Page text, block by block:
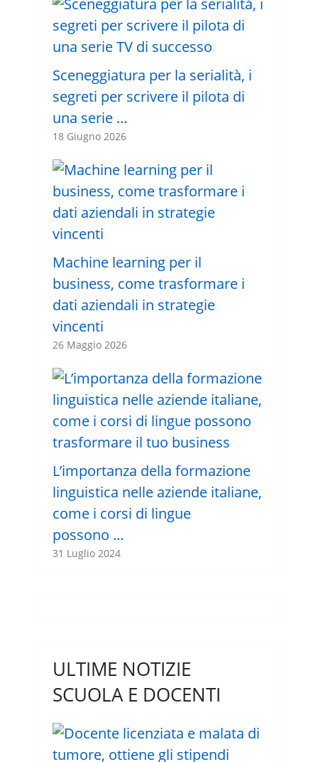
Sceneggiatura per la serialità, i
segreti per scrivere il pilota di
una serie …
18 Giugno 2026
Machine learning per il
business, come trasformare i
dati aziendali in strategie
vincenti
26 Maggio 2026
L’importanza della formazione
linguistica nelle aziende italiane,
come i corsi di lingue
possono …
31 Luglio 2024
ULTIME NOTIZIE
SCUOLA E DOCENTI